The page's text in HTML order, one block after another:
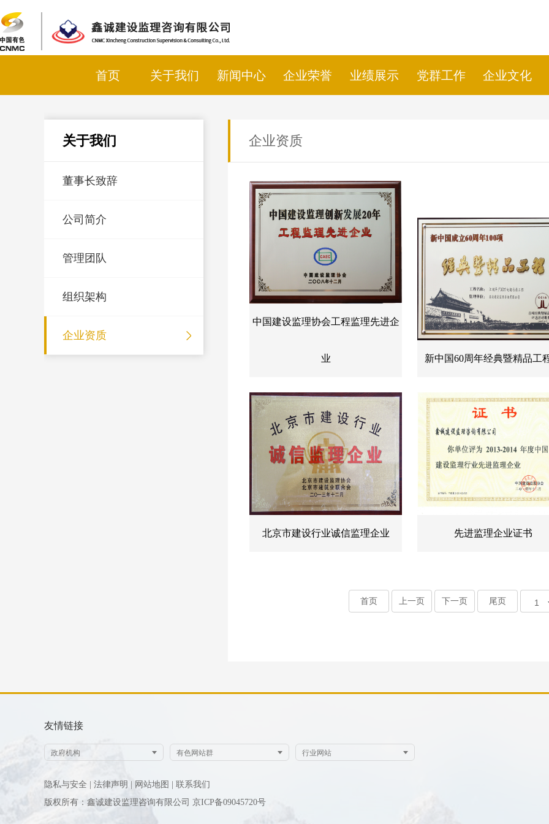
首页 关于我们 新闻中心 企业荣誉 业绩展示 党群工作 企业文化
关于我们
董事长致辞
公司简介
管理团队
组织架构
企业资质
企业资质
中国建设监理协会工程监理先进企
业 新中国60周年经典暨精品工
北京市建设行业诚信监理企业 先进监理企业证书
首页 上一页 下一页 尾页
友情链接
隐私与安全 | 法律声明 | 网站地图 | 联系我们
版权所有：鑫诚建设监理咨询有限公司 京ICP备09045720号